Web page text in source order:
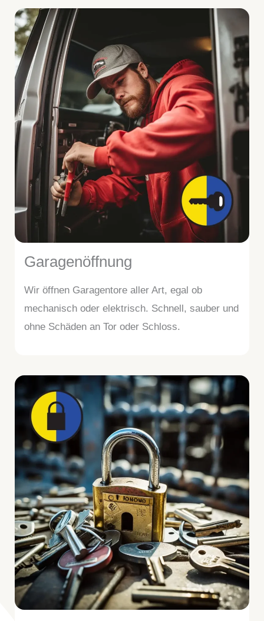
Garagenöffnung
Wir öffnen Garagentore aller Art, egal ob
mechanisch oder elektrisch. Schnell, sauber und
ohne Schäden an Tor oder Schloss.